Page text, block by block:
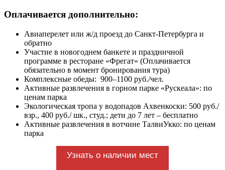
Оплачивается дополнительно:
Авиаперелет или ж/д проезд до Санкт-Петербурга и
обратно
Участие в новогоднем банкете и праздничной
программе в ресторане «Фрегат» (Оплачивается
обязательно в момент бронирования тура)
Комплексные обеды: 900–1100 руб./чел.
Активные развлечения в горном парке «Рускеала»: по
ценам парка
Экологическая тропа у водопадов Ахвенкоски: 500 руб./
взр., 400 руб./ шк., студ.; дети до 7 лет – бесплатно
Активные развлечения в вотчине ТалвиУкко: по ценам
парка
Узнать о наличии мест